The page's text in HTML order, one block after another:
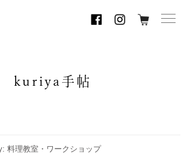
kuriya手帖
料理教室・ワークショップ